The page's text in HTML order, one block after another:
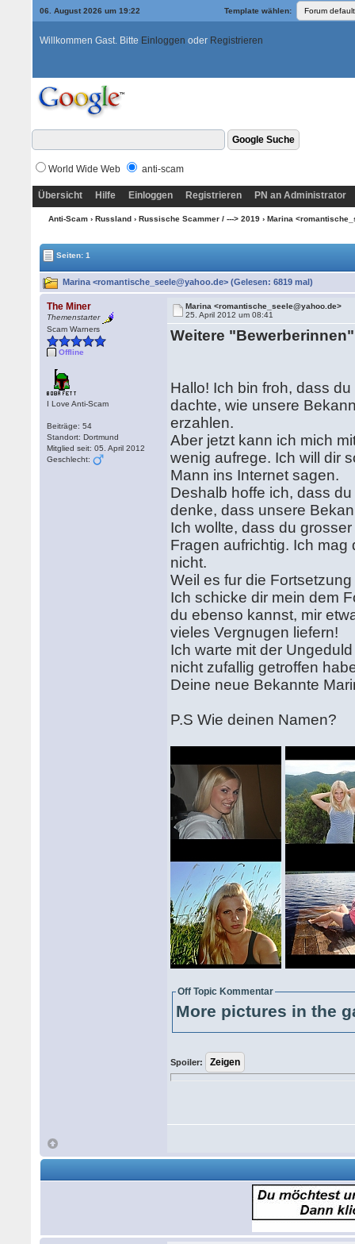
06. August 2026 um 19:22 Template wählen:
Willkommen Gast. Bitte Einloggen oder Registrieren
World Wide Web anti-scam
Übersicht Hilfe Einloggen Registrieren PN an Administrator
Anti-Scam› Russland› Russische Scammer / ---> 2019› Marina
Seiten: 1
Marina <romantische_seele@yahoo.de> (Gelesen: 6819 mal)
The Miner
Themenstarter
Scam Warners
Offline
I Love Anti-Scam
Beiträge: 54
Standort: Dortmund
Mitglied seit: 05. April 2012
Geschlecht:
Marina <romantische_seele@yahoo.de>
25. April 2012 um 08:41
Weitere
Hallo! Ich bin froh, dass
dachte, wie unsere
erzahlen.
Aber jetzt kann ich mich
wenig aufrege. Ich will dir
Mann ins Internet sagen.
Deshalb hoffe ich, dass
denke, dass unsere
Ich wollte, dass du
Fragen aufrichtig. Ich mag
nicht.
Weil es fur die
Ich schicke dir mein dem
du ebenso kannst, mir
vieles Vergnugen liefern!
Ich warte mit der
nicht zufallig getroffen
Deine neue Bekannte
P.S Wie deinen Namen?
Off Topic Kommentar
More pictures in the
Spoiler: